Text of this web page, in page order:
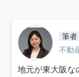
筆者
不動
地元が東大阪な